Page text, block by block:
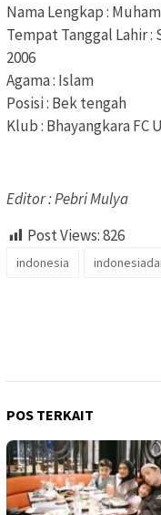
Nama Lengkap :
Tempat Tanggal Lahir :
2006
Agama : Islam
Posisi : Bek tengah
Klub : Bhayangkara FC
Editor : Pebri Mulya
Post Views:826
indonesia
POS TERKAIT